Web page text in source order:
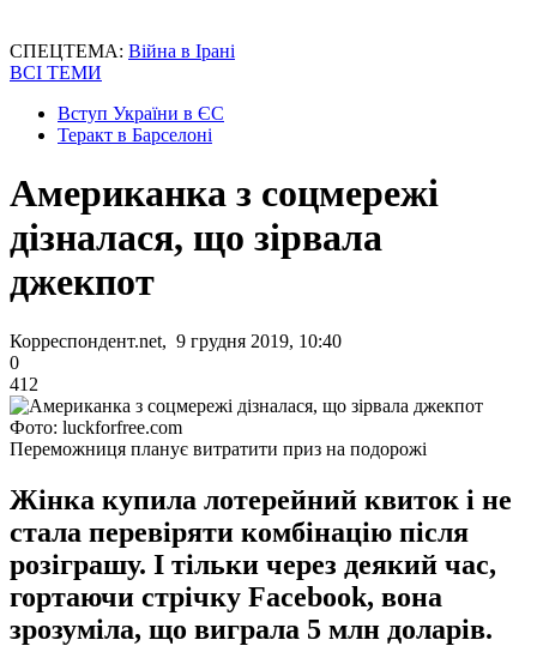
СПЕЦТЕМА: Війна в Ірані
ВСІ ТЕМИ
Вступ України в ЄС
Теракт в Барселоні
Американка з соцмережі
дізналася, що зірвала
джекпот
Корреспондент.net, 9 грудня 2019, 10:40
0
412
Фото: luckforfree.com
Переможниця планує витратити приз на подорожі
Жінка купила лотерейний квиток і не
стала перевіряти комбінацію після
розіграшу. І тільки через деякий час,
гортаючи стрічку Facebook, вона
зрозуміла, що виграла 5 млн доларів.